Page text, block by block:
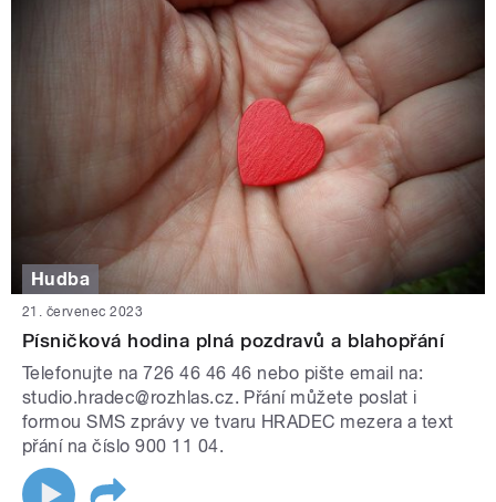
Hudba
21. červenec 2023
Písničková hodina plná pozdravů a blahopřání
Telefonujte na 726 46 46 46 nebo pište email na:
studio.hradec@rozhlas.cz. Přání můžete poslat i
formou SMS zprávy ve tvaru HRADEC mezera a text
přání na číslo 900 11 04.